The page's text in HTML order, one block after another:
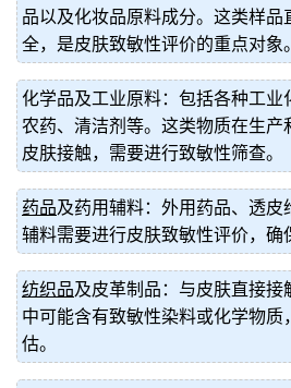
品以及化妆品原料成分。这类样品
全，是皮肤致敏性评价的重点对象。
化学品及工业原料：包括各种工业
农药、清洁剂等。这类物质在生产
皮肤接触，需要进行致敏性筛查。
药品及药用辅料：外用药品、透皮
辅料需要进行皮肤致敏性评价，确
纺织品及皮革制品：与皮肤直接接
中可能含有致敏性染料或化学物质
估。